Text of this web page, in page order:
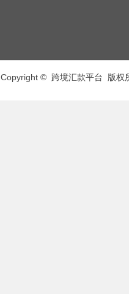
Copyright © 跨境汇款平台 版权